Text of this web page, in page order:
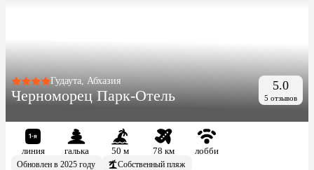
Гудаута, Абхазия
Черноморец Парк-Отель
5.0
5 отзывов
линия галька 50 м 78 км
лобби
Обновлен в 2025 году
Собственный пляж